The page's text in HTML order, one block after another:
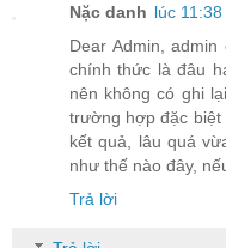
Nặc danh lúc
Dear Admin,
chính thức là đâu
nên không có ghi
trường hợp đặc biệt
kết quả, lâu quá
như thế nào đây,
Trả lời